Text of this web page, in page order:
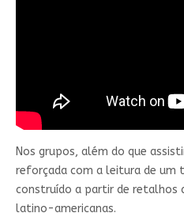
Nos grupos, além do que
reforçada com a leitura de
construído a partir de retalhos
latino-americanas.